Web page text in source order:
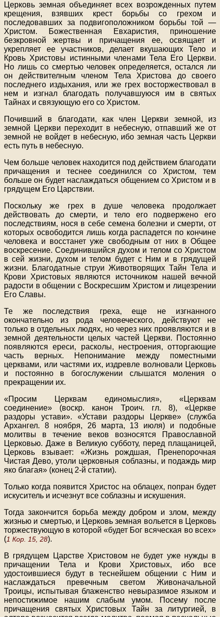
Церковь земная объединяет всех возрожденных путем
крещения, взявших крест борьбы со грехом и
последовавших за подвигоположником борьбы той —
Христом. Божественная Евхаристия, приношение
безкровной жертвы и причащения ее, освящает и
укрепляет ее участников, делает вкушающих Тело и
Кровь Христовы истинными членами Тела Его Церкви.
Но лишь со смертью человек определяется, остался ли
он действителным членом Тела Христова до своего
последнего издыхания, или же грех восторжествовал в
нем и изгнал благодать получавшуюся им в святых
Тайнах и связующую его со Христом.
Почивший в благодати, как член Церкви земной, из
земной Церкви переходит в небесную, отпавший же от
земной не войдет в небесную, ибо земная часть Церкви
есть путь в небесную.
Чем больше человек находится под действием благодати
причащения и теснее соединился со Христом, тем
больше он будет наслаждаться общением со Христом и в
грядущем Его Царствии.
Поскольку же грех в душе человека продолжает
действовать до смерти, и тело его подвержено его
последствиям, нося в себе семена болезни и смерти, от
которых освободится лишь когда распадется по кончине
человека и восстанет уже свободным от них в Общее
воскресение. Соединившийся духом и телом со Христом
в сей жизни, духом и телом будет с Ним и в грядущей
жизни. Благодатные струи Животворящих Тайн Тела и
Крови Христовых являются источником нашей вечной
радости в общении с Воскресшим Христом и лицезрении
Его Славы.
Те же последствия греха, еще не изгнанного
окончательно из рода человеческого, действуют не
только в отдельных людях, но через них проявляются и в
земной деятельности целых частей Церкви. Постоянно
появляются ереси, расколы, нестроения, отторгающие
часть верных. Непонимание между поместными
церквами, или частями их, издревле волновали Церковь
и постоянно в богослужении слышатся моления о
прекращении их.
«Просим Церквам единомыслия», «Церквам
соединение» (воскр. канон Троич. гл. 8), «Церкве
раздоры устави». «Устави раздоры Церкве» (служба
Архангел. 8 ноября, 26 марта, 13 июля) и подобные
молитвы в течение веков возносятся Православной
Церковью. Даже в Великую субботу, перед плащаницей,
Церковь взывает: «Жизнь рождшая, Пренепорочная
Чистая Дево, утоли церковныя соблазны, и подаждь мир
яко благая» (конец 2-й статии).
Только когда появится Христос на облацех, попран будет
искуситель и исчезнут все соблазны и искушения.
Тогда закончится борьба между добром и злом, между
жизнью и смертью, и Церковь земная вольется в Церковь
торжествующую в которой «будет Бог всяческая во всех»
(1 Кор. 15, 28).
В грядущем Царстве Христовом не будет уже нужды в
причащении Тела и Крови Христовых, ибо все
удостоившиеся будут в теснейшем общении с Ним и
наслаждаться превечным светом Живоначальной
Троицы, испытывая блаженство невыразимое языком и
непостижимое нашим слабым умом. Посему после
причащения святых Христовых Тайн за литургией, в